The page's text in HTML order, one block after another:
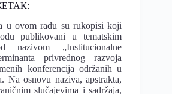
u ovom radu su rukopisi koji
publikovani u tematskim
nazivom „Institucionalne
privrednog razvoja
konferencija održanih u
Na osnovu naziva, apstrakta,
slučajevima i sadržaja,